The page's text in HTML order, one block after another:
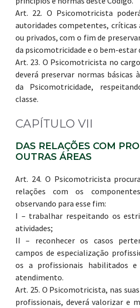
Art. 22. O Psicomotricista
autoridades competentes, críticas
ou privados, com o fim de
da psicomotricidade e o bem-estar
Art. 23. O Psicomotricista no
deverá preservar normas básicas
da Psicomotricidade,
classe.
CAPÍTULO VII
DAS RELAÇÕES COM
OUTRAS ÁREAS
Art. 24. O Psicomotricista
relações com os
observando para esse fim:
I – trabalhar respeitando os
atividades;
II – reconhecer os casos
campos de especialização
os a profissionais habilitados
atendimento.
Art. 25. O Psicomotricista, nas
profissionais, deverá valorizar e